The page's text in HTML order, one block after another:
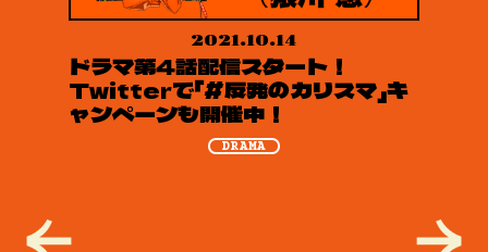
2021.10.14
ドラマ第4話配信スタート！
Twitterで「#反発のカリスマ」キ
ャンペーンも開催中！
DRAMA